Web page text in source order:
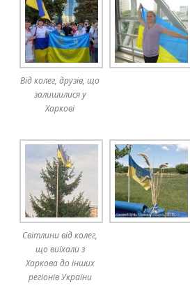
Від колег, друзів, що
залишилися у
Харкові
Світлини від колег,
що виїхали з
Харкова до інших
регіонів України